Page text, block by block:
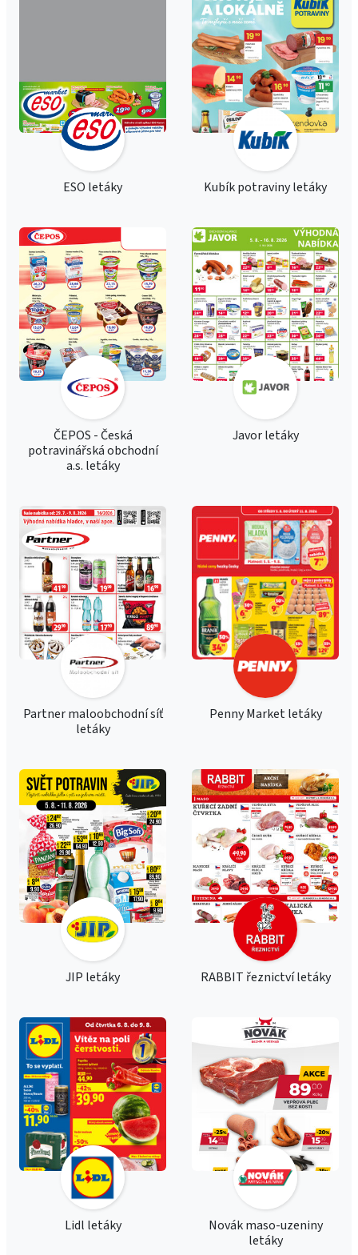
ESO letáky Kubík potraviny letáky
ČEPOS - Česká
potravinářská obchodní
a.s. letáky
Javor letáky
Partner maloobchodní síť
letáky
Penny Market letáky
JIP letáky RABBIT řeznictví letáky
Lidl letáky
Novák maso-uzeniny
letáky